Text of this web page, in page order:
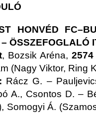
HONVÉD
ÖSSZEFOGLALÓ
, Bozsik Aréna, 2574
(Nagy Viktor, Ring
Rácz G. –
A., Csontos D. –
Somogyi Á.